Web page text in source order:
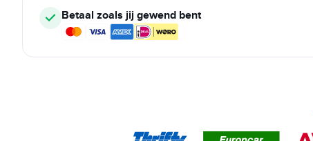
Betaal zoals jij gewend bent